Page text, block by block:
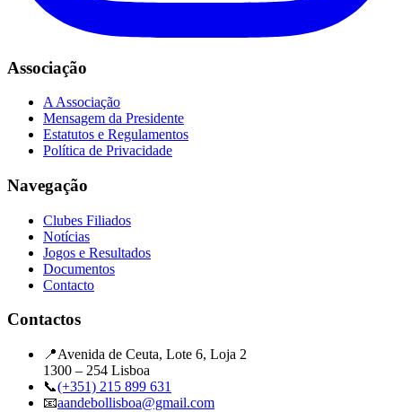
Associação
A Associação
Mensagem da Presidente
Estatutos e Regulamentos
Política de Privacidade
Navegação
Clubes Filiados
Notícias
Jogos e Resultados
Documentos
Contacto
Contactos
📍Avenida de Ceuta, Lote 6, Loja 2
1300 – 254 Lisboa
📞(+351) 215 899 631
📧aandebollisboa@gmail.com